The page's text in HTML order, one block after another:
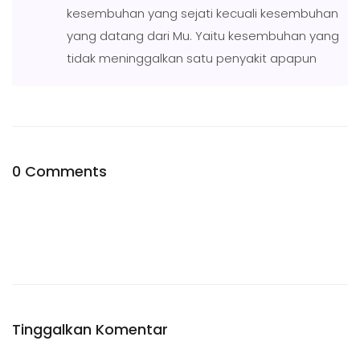
kesembuhan yang sejati kecuali kesembuhan
yang datang dari Mu. Yaitu kesembuhan yang
tidak meninggalkan satu penyakit apapun
0 Comments
Tinggalkan Komentar